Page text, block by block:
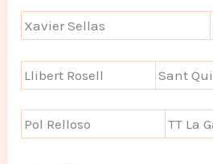
Xavier Sellas
Llibert Rosell Sant
Pol Relloso TT La